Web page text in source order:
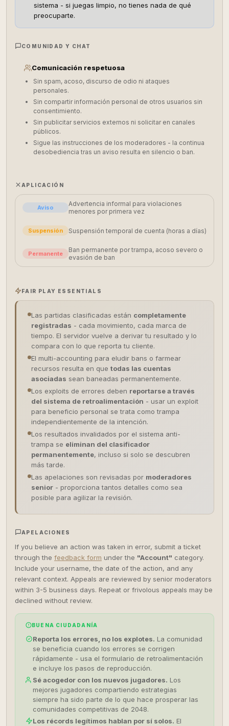
sistema - si juegas limpio, no tienes nada de qué
preocuparte.
COMUNIDAD Y CHAT
Comunicación respetuosa
Sin spam, acoso, discurso de odio ni ataques
personales.
Sin compartir información personal de otros usuarios sin
consentimiento.
Sin publicitar servicios externos ni solicitar en canales
públicos.
Sigue las instrucciones de los moderadores - la continua
desobediencia tras un aviso resulta en silencio o ban.
APLICACIÓN
Aviso
Advertencia informal para violaciones
menores por primera vez
Suspensión Suspensión temporal de cuenta (horas a días)
Permanente
Ban permanente por trampa, acoso severo o
evasión de ban
FAIR PLAY ESSENTIALS
Las partidas clasificadas están completamente
registradas - cada movimiento, cada marca de
tiempo. El servidor vuelve a derivar tu resultado y lo
compara con lo que reporta tu cliente.
El multi-accounting para eludir bans o farmear
recursos resulta en que todas las cuentas
asociadas sean baneadas permanentemente.
Los exploits de errores deben reportarse a través
del sistema de retroalimentación - usar un exploit
para beneficio personal se trata como trampa
independientemente de la intención.
Los resultados invalidados por el sistema anti-
trampa se eliminan del clasificador
permanentemente, incluso si solo se descubren
más tarde.
Las apelaciones son revisadas por moderadores
senior - proporciona tantos detalles como sea
posible para agilizar la revisión.
APELACIONES
If you believe an action was taken in error, submit a ticket
through the feedback form under the "Account" category.
Include your username, the date of the action, and any
relevant context. Appeals are reviewed by senior moderators
within 3-5 business days. Repeat or frivolous appeals may be
declined without review.
BUENA CIUDADANÍA
Reporta los errores, no los explotes. La comunidad
se beneficia cuando los errores se corrigen
rápidamente - usa el formulario de retroalimentación
e incluye los pasos de reproducción.
Sé acogedor con los nuevos jugadores. Los
mejores jugadores compartiendo estrategias
siempre ha sido parte de lo que hace prosperar las
comunidades competitivas de 2048.
Los récords legítimos hablan por sí solos. El